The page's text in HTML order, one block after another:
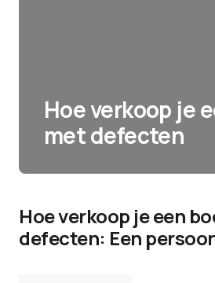
Hoe verkoop je
met defecten
Hoe verkoop je een
defecten: Een